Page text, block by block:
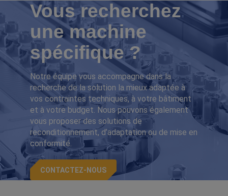
Vous recherchez
une machine
spécifique ?
Notre équipe vous accompagne dans la
recherche de la solution la mieux adaptée à
vos contraintes techniques, à votre bâtiment
et à votre budget. Nous pouvons également
vous proposer des solutions de
reconditionnement, d’adaptation ou de mise en
conformité.
CONTACTEZ-NOUS